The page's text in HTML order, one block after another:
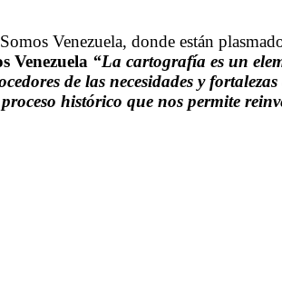
Venezuela, donde están
Venezuela “La cartografía es un
de las necesidades y
histórico que nos permite